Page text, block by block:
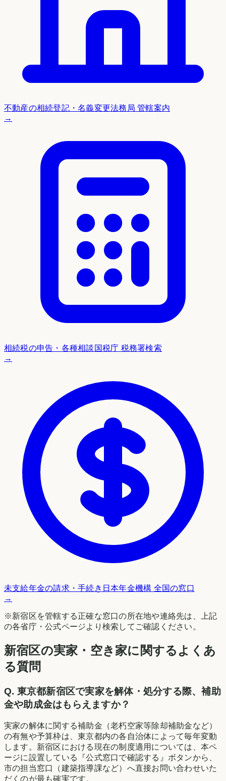
不動産の相続登記・名義変更法務局 管轄案内
→
相続税の申告・各種相談 国税庁 税務署検索
→
未支給年金の請求・手続き 日本年金機構 全国の窓口
→
※新宿区を管轄する正確な窓口の所在地や連絡先は、上記
の各省庁・公式ページより検索してご確認ください。
新宿区の実家・空き家に関するよくあ
る質問
Q. 東京都新宿区で実家を解体・処分する際、補助
金や助成金はもらえますか？
実家の解体に関する補助金（老朽空家等除却補助金など）
の有無や予算枠は、東京都内の各自治体によって毎年変動
します。新宿区における現在の制度適用については、本ペ
ージに設置している『公式窓口で確認する』ボタンから、
市の担当窓口（建築指導課など）へ直接お問い合わせいた
だくのが最も確実です。